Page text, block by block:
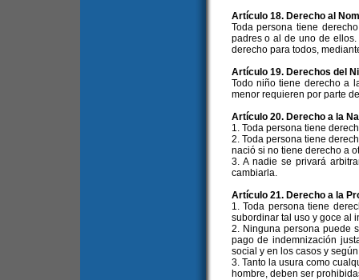
Artículo 18. Derecho al
Toda persona tiene
padres o al de uno de
derecho para todos,
Artículo 19. Derechos del
Todo niño tiene derecho a
menor requieren por parte
Artículo 20. Derecho a la
1. Toda persona tiene
2. Toda persona tiene
nació si no tiene derecho a
3. A nadie se privará
cambiarla.
Artículo 21. Derecho a la
1. Toda persona tiene
subordinar tal uso y goce al
2. Ninguna persona puede
pago de indemnización
social y en los casos y
3. Tanto la usura como
hombre, deben ser